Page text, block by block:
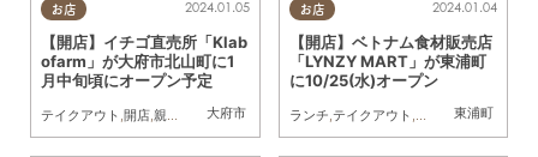
お店
大府市
2024.01.05
【開店】イチゴ直売所「Klab
ofarm」が大府市北山町に1
月中旬頃にオープン予定
テイクアウト 開店 親子 夫婦,家族,イチゴ
お店
東浦町
2024.01.04
【開店】ベトナム食材販売店
「LYNZY MART」が東浦町
に10/25(水)オープン
ランチ テイクアウト